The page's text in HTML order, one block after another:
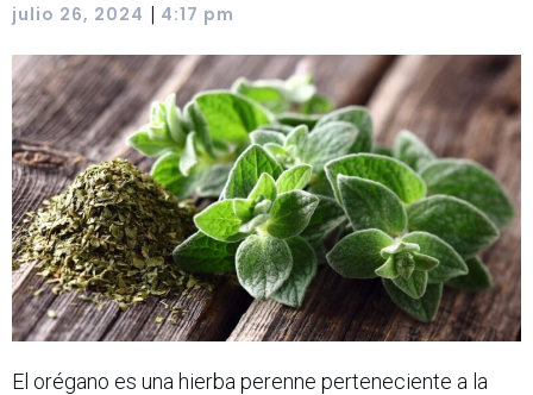
julio 26, 2024 | 4:17 pm
El orégano es una hierba perenne perteneciente a la